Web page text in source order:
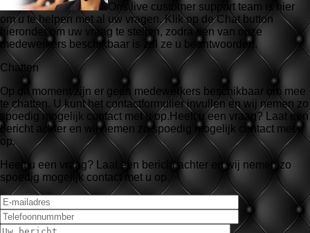
Ons live customer support team is hier
om u te helpen met al uw vragen. Klik op de Chat button
hieronder om uw vraag te stellen, zodra een van onze
medewerkers beschikbaar is zal ze u beantwoorden.
Chatten
Op dit moment zijn er geen medewerkers beschikbaar om mee
te chatten. U kunt het contactformulier invullen en wij nemen zo
spoedig mogelijk contact met u op.Heeft u een vraag? Laat een
bericht achter en wij nemen zo spoedig mogelijk contact met u
op.
Heeft u een vraag? Laat een bericht achter en wij nemen zo
spoedig mogelijk contact met u op.